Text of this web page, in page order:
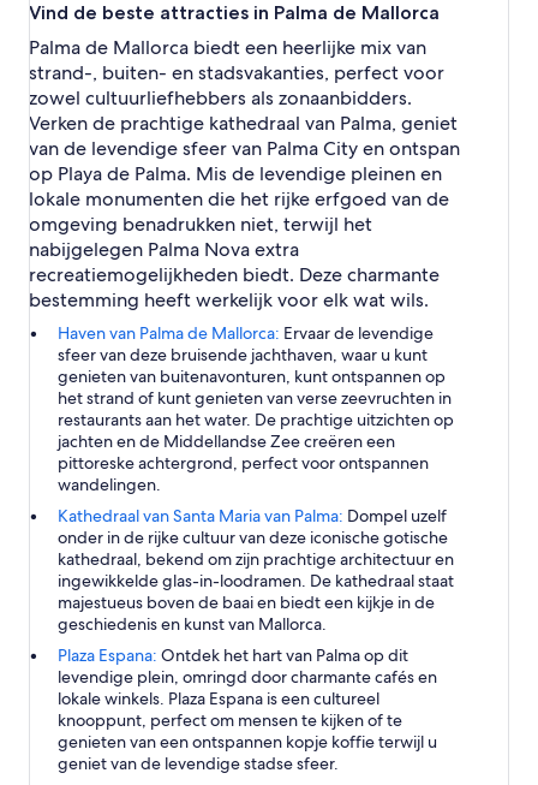
Vind de beste attracties in Palma de Mallorca
Palma de Mallorca biedt een heerlijke mix van
strand-, buiten- en stadsvakanties, perfect voor
zowel cultuurliefhebbers als zonaanbidders.
Verken de prachtige kathedraal van Palma, geniet
van de levendige sfeer van Palma City en ontspan
op Playa de Palma. Mis de levendige pleinen en
lokale monumenten die het rijke erfgoed van de
omgeving benadrukken niet, terwijl het
nabijgelegen Palma Nova extra
recreatiemogelijkheden biedt. Deze charmante
bestemming heeft werkelijk voor elk wat wils.
Haven van Palma de Mallorca: Ervaar de levendige
sfeer van deze bruisende jachthaven, waar u kunt
genieten van buitenavonturen, kunt ontspannen op
het strand of kunt genieten van verse zeevruchten in
restaurants aan het water. De prachtige uitzichten op
jachten en de Middellandse Zee creëren een
pittoreske achtergrond, perfect voor ontspannen
wandelingen.
Kathedraal van Santa Maria van Palma: Dompel uzelf
onder in de rijke cultuur van deze iconische gotische
kathedraal, bekend om zijn prachtige architectuur en
ingewikkelde glas-in-loodramen. De kathedraal staat
majestueus boven de baai en biedt een kijkje in de
geschiedenis en kunst van Mallorca.
Plaza Espana: Ontdek het hart van Palma op dit
levendige plein, omringd door charmante cafés en
lokale winkels. Plaza Espana is een cultureel
knooppunt, perfect om mensen te kijken of te
genieten van een ontspannen kopje koffie terwijl u
geniet van de levendige stadse sfeer.